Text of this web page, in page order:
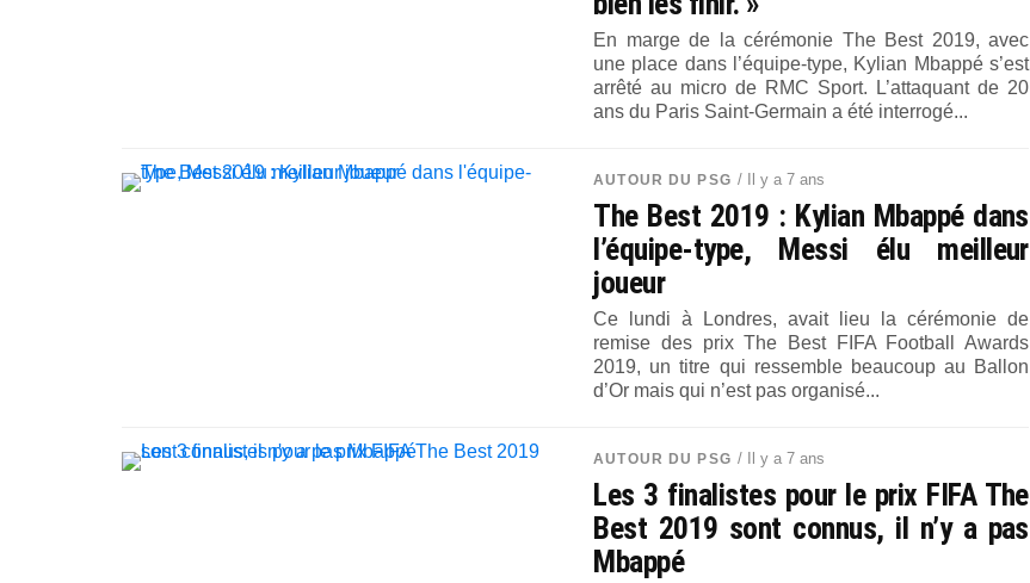
En marge de la cérémonie The Best 2019, avec
une place dans l’équipe-type, Kylian Mbappé s’est
arrêté au micro de RMC Sport. L’attaquant de 20
ans du Paris Saint-Germain a été interrogé...
AUTOUR DU PSG / Il y a 7 ans
The Best 2019 : Kylian Mbappé dans
l’équipe-type, Messi élu meilleur
joueur
Ce lundi à Londres, avait lieu la cérémonie de
remise des prix The Best FIFA Football Awards
2019, un titre qui ressemble beaucoup au Ballon
d’Or mais qui n’est pas organisé...
AUTOUR DU PSG / Il y a 7 ans
Les 3 finalistes pour le prix FIFA The
Best 2019 sont connus, il n’y a pas
Mbappé